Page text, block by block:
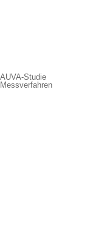
AUVA-Studie
Messverfahren